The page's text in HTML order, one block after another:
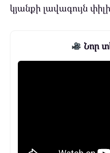
կյանքի լավագույն
Նոր